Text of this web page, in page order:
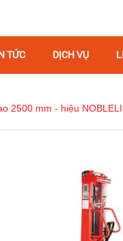
TỨC DỊCH VỤ
2500 mm - hiệu